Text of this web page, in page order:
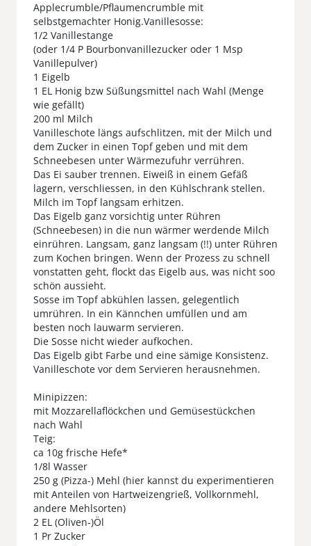
Applecrumble/Pflaumencrumble mit
selbstgemachter Honig.Vanillesosse:
1/2 Vanillestange
(oder 1/4 P Bourbonvanillezucker oder 1 Msp
Vanillepulver)
1 Eigelb
1 EL Honig bzw Süßungsmittel nach Wahl (Menge
wie gefällt)
200 ml Milch
Vanilleschote längs aufschlitzen, mit der Milch und
dem Zucker in einen Topf geben und mit dem
Schneebesen unter Wärmezufuhr verrühren.
Das Ei sauber trennen. Eiweiß in einem Gefäß
lagern, verschliessen, in den Kühlschrank stellen.
Milch im Topf langsam erhitzen.
Das Eigelb ganz vorsichtig unter Rühren
(Schneebesen) in die nun wärmer werdende Milch
einrühren. Langsam, ganz langsam (!!) unter Rühren
zum Kochen bringen. Wenn der Prozess zu schnell
vonstatten geht, flockt das Eigelb aus, was nicht soo
schön aussieht.
Sosse im Topf abkühlen lassen, gelegentlich
umrühren. In ein Kännchen umfüllen und am
besten noch lauwarm servieren.
Die Sosse nicht wieder aufkochen.
Das Eigelb gibt Farbe und eine sämige Konsistenz.
Vanilleschote vor dem Servieren herausnehmen.
Minipizzen:
mit Mozzarellaflöckchen und Gemüsestückchen
nach Wahl
Teig:
ca 10g frische Hefe*
1/8l Wasser
250 g (Pizza-) Mehl (hier kannst du experimentieren
mit Anteilen von Hartweizengrieß, Vollkornmehl,
andere Mehlsorten)
2 EL (Oliven-)Öl
1 Pr Zucker